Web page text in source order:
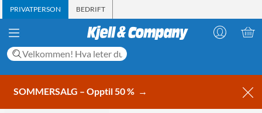
PRIVATPERSON BEDRIFT
SOMMERSALG – Opptil 50 % →